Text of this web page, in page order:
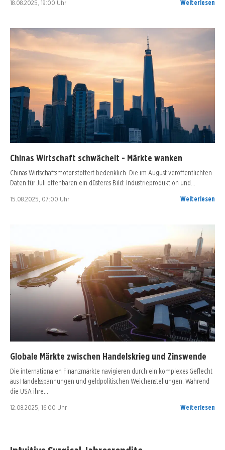
18.08.2025, 19:00 Uhr Weiterlesen
Chinas Wirtschaft schwächelt - Märkte wanken
Chinas Wirtschaftsmotor stottert bedenklich. Die im August veröffentlichten
Daten für Juli offenbaren ein düsteres Bild: Industrieproduktion und…
15.08.2025, 07:00 Uhr Weiterlesen
Globale Märkte zwischen Handelskrieg und Zinswende
Die internationalen Finanzmärkte navigieren durch ein komplexes Geflecht
aus Handelsspannungen und geldpolitischen Weichenstellungen. Während
die USA ihre…
12.08.2025, 16:00 Uhr Weiterlesen